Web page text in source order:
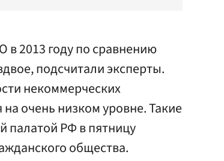
2013 году по сравнению
подсчитали эксперты.
некоммерческих
очень низком уровне. Такие
палатой РФ в пятницу
общества.